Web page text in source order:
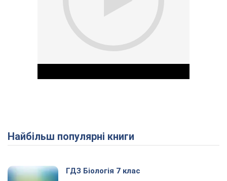
Play Video
Найбільш популярні книги
ГДЗ Біологія 7 клас